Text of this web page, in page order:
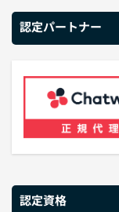
認定パートナー
認定資格